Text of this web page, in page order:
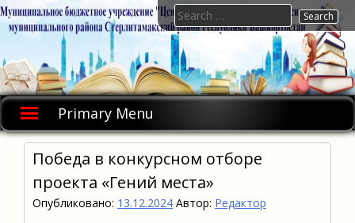
Skip
to
Primary Menu
Search
for:
Победа в конкурсном отборе
проекта «Гений места»
Опубликовано: 13.12.2024 Автор: Редактор